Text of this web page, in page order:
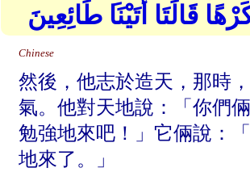
قَالَتَا أَتَيْنَا طَائِعِينَ
Chinese
然後，他志於造天，那時
氣。他對天地說：「你們
勉強地來吧！」它倆說：
地來了。」